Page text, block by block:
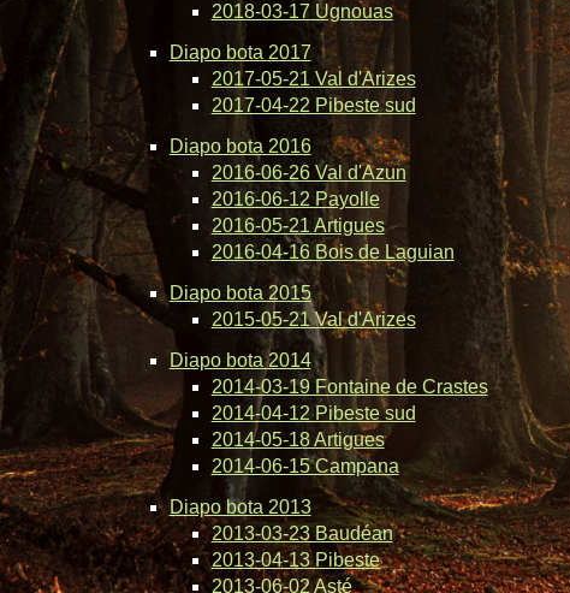
2018-03-17 Ugnouas
Diapo bota 2017
2017-05-21 Val d'Arizes
2017-04-22 Pibeste sud
Diapo bota 2016
2016-06-26 Val d'Azun
2016-06-12 Payolle
2016-05-21 Artigues
2016-04-16 Bois de Laguian
Diapo bota 2015
2015-05-21 Val d'Arizes
Diapo bota 2014
2014-03-19 Fontaine de Crastes
2014-04-12 Pibeste sud
2014-05-18 Artigues
2014-06-15 Campana
Diapo bota 2013
2013-03-23 Baudéan
2013-04-13 Pibeste
2013-06-02 Asté